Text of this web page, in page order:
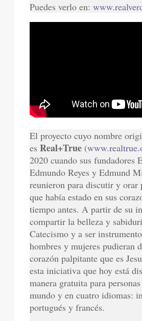
Puedes verlo en:
El proyecto cuyo nombre
esReal+True (
2020 cuando sus fundadores
Edmundo Reyes y Edmund
reunieron para discutir y orar
que había estado en sus
tiempo antes. A partir de su
compartir la belleza y
Catecismo y a ser
hombres y mujeres pudieran
corazón palpitante que es
esta iniciativa que hoy está
manera gratuita para
mundo y en cuatro idiomas:
portugués y francés.